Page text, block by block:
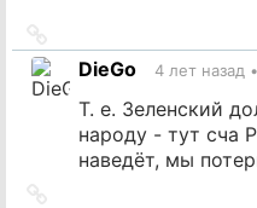
на
источник
DieGo 4 лет назад •
Т. е. Зеленский
народу - тут сча
наведёт, мы